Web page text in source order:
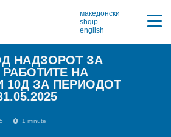
македонски
shqip
english
НАДЗОРОТ ЗА
НА
10Д ЗА ПЕРИОДОТ
1 minute